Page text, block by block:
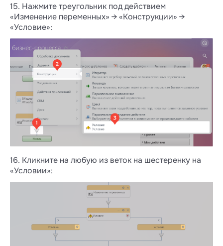
15. Нажмите треугольник под действием
«Изменение переменных» → «Конструкции» →
«Условие»:
16. Кликните на любую из веток на шестеренку на
«Условии»: